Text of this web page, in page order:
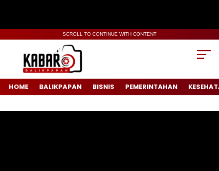
SCROLL TO CONTINUE WITH CONTENT
HOME BALIKPAPAN BISNIS PEMERINTAHAN